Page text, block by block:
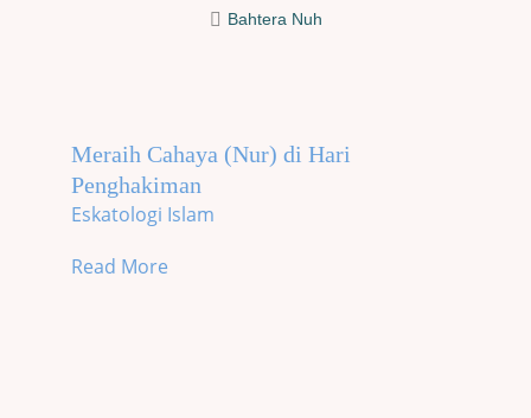
Bahtera Nuh
Meraih Cahaya (Nur) di Hari
Penghakiman
Eskatologi Islam
Read More